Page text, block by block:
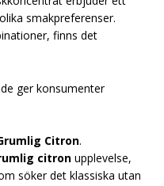
smakpreferenser.
finns det
ger konsumenter
Citron.
citron upplevelse,
söker det klassiska utan